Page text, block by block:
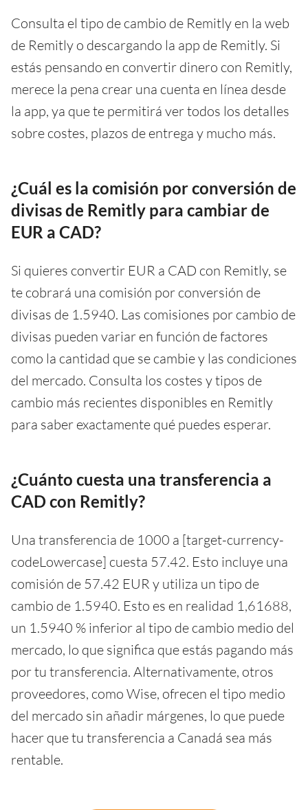
Consulta el tipo de cambio de Remitly en la web
de Remitly o descargando la app de Remitly. Si
estás pensando en convertir dinero con Remitly,
merece la pena crear una cuenta en línea desde
la app, ya que te permitirá ver todos los detalles
sobre costes, plazos de entrega y mucho más.
¿Cuál es la comisión por conversión de
divisas de Remitly para cambiar de
EUR a CAD?
Si quieres convertir EUR a CAD con Remitly, se
te cobrará una comisión por conversión de
divisas de 1.5940. Las comisiones por cambio de
divisas pueden variar en función de factores
como la cantidad que se cambie y las condiciones
del mercado. Consulta los costes y tipos de
cambio más recientes disponibles en Remitly
para saber exactamente qué puedes esperar.
¿Cuánto cuesta una transferencia a
CAD con Remitly?
Una transferencia de 1000 a [target-currency-
codeLowercase] cuesta 57.42. Esto incluye una
comisión de 57.42 EUR y utiliza un tipo de
cambio de 1.5940. Esto es en realidad 1,61688,
un 1.5940 % inferior al tipo de cambio medio del
mercado, lo que significa que estás pagando más
por tu transferencia. Alternativamente, otros
proveedores, como Wise, ofrecen el tipo medio
del mercado sin añadir márgenes, lo que puede
hacer que tu transferencia a Canadá sea más
rentable.